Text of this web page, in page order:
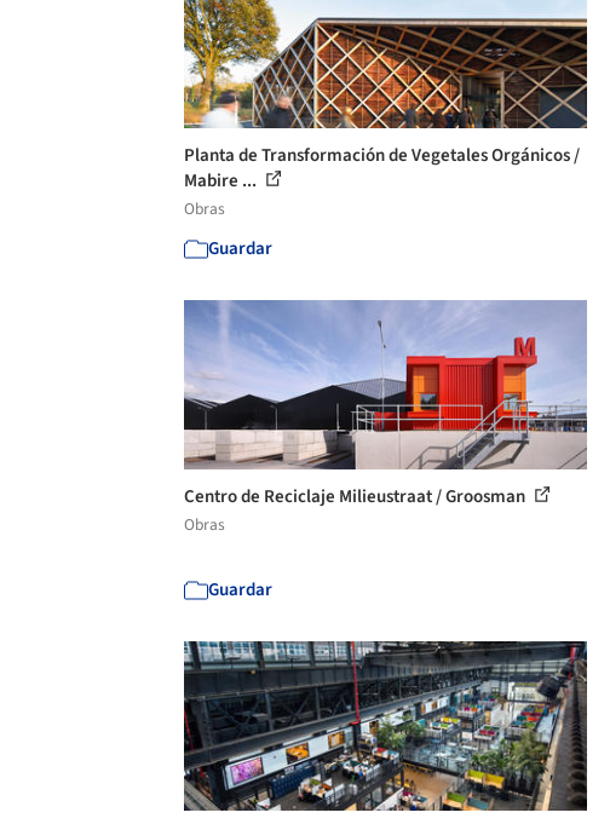
Planta de Transformación de Vegetales Orgánicos /
Mabire ...
Obras
Guardar
Centro de Reciclaje Milieustraat / Groosman
Obras
Guardar